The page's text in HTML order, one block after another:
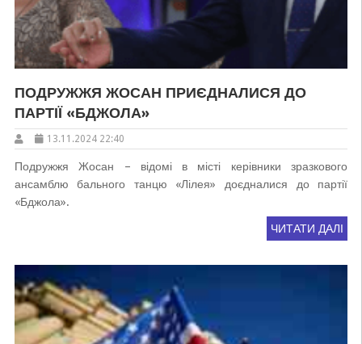
ПОДРУЖЖЯ ЖОСАН ПРИЄДНАЛИСЯ ДО
ПАРТІЇ «БДЖОЛА»
13.11.2024 22:40
Подружжя Жосан – відомі в місті керівники зразкового
ансамблю бального танцю «Лілея» доєдналися до партії
«Бджола».
ЧИТАТИ ДАЛІ